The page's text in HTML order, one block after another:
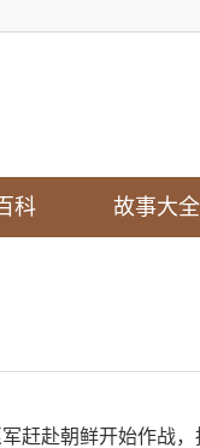
科 故事大全
赶赴朝鲜开始作战